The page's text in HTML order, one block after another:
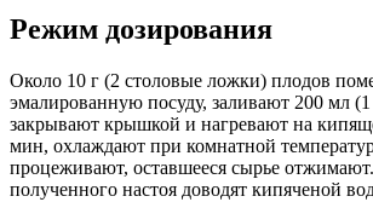
Режим дозирования
Около 10 г (2 столовые ложки) плодов
эмалированную посуду, заливают 200 мл (1
закрывают крышкой и нагревают на
мин, охлаждают при комнатной
процеживают, оставшееся сырье
полученного настоя доводят кипяченой